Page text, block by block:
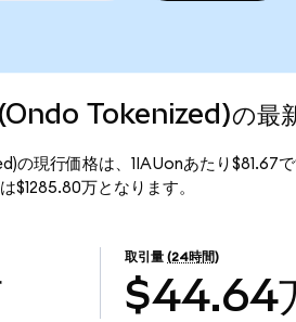
Tokenized)の最新
の現行価格は、1IAUonあたり$81.67
$1285.80万となります。
取引量 (24時間)
$44.64